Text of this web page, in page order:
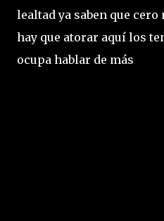
lealtad ya saben que cero
hay que atorar aquí los
ocupa hablar de más